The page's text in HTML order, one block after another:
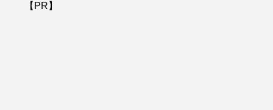
【PR】